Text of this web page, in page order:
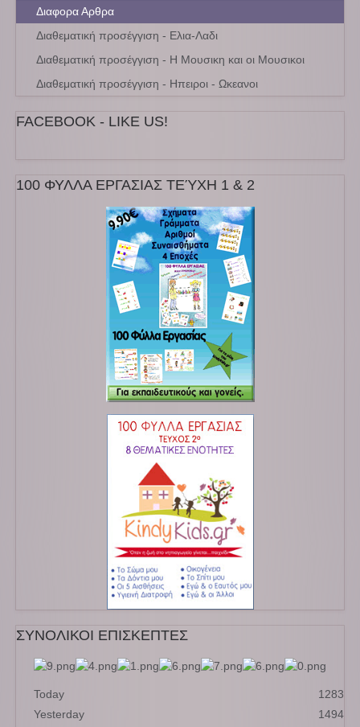
Διαφορα Αρθρα
Διαθεματική προσέγγιση - Ελια-Λαδι
Διαθεματική προσέγγιση - Η Μουσικη και οι Μουσικοι
Διαθεματική προσέγγιση - Ηπειροι - Ωκεανοι
FACEBOOK - LIKE US!
100 ΦΥΛΛΑ ΕΡΓΑΣΙΑΣ ΤΕΎΧΗ 1 & 2
ΣΥΝΟΛΙΚΟΙ ΕΠΙΣΚΕΠΤΕΣ
Today
1283
Yesterday
1494